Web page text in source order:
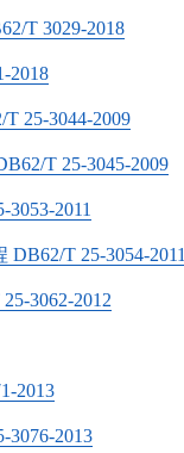
Т 3029-2018
2018
25-3044-2009
T 25-3045-2009
2011
Т 25-3054-2011
3062-2012
2013
2013